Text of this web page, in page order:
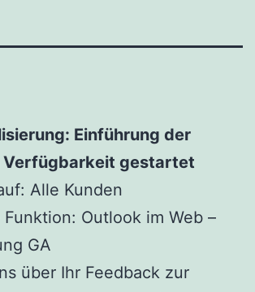
Einführung der
Verfügbarkeit gestartet
Alle Kunden
Outlook im Web –
GA
über Ihr Feedback zur